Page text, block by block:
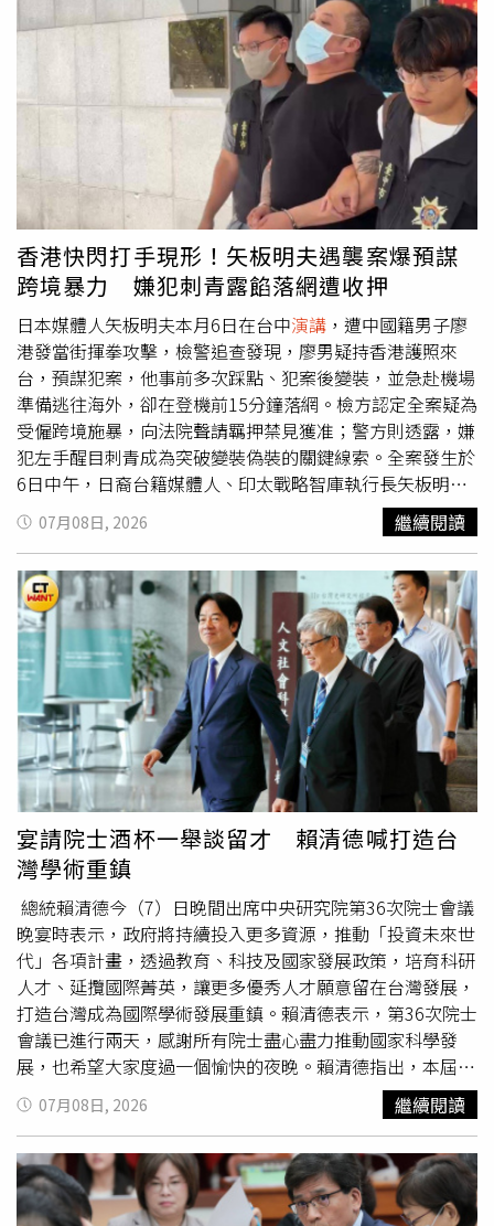
車逃生，自己獨留車內，最終車輛爆炸、身受重傷。彌留之
際，他終於與定遠完成遲來的父子相認，並含淚將託付遺
願，以生命守護家人的催淚劇情令人鼻酸。德馨表示，「我
們這對夫妻一路走來有很多搞笑，也有很多互相扶持的時
刻，所以拍到這一段真的很有感。」她坦言，看到黃玉榮犧
牲自己救家人的劇情，內心十分感動，希望觀眾也能感受到
俊龍最後守護家人的心意。究竟俊龍能否挺過鬼門關？映真
的死因真相是否即將曝光？佩芬犯下的一連串罪行又是否會
受到制裁？《百味人生》接下來的發展，將迎來最高潮的生
死對決。德馨演離別戲崩潰。（圖／三立）而德馨近日順利
完成碩士學位，歷時五年終於完成論文口試。她透露，論文
以台灣民間信仰為研究主題，光是田野調查就耗時一年以
上，不僅每個月固定南下宮廟訪查，還要逐字整理訪談內
容、分析比較不同宮廟的信仰脈絡，龐大的研究工程讓她直
呼：「真的很瘋！」德馨表示，自己一邊拍攝八點檔、一邊
攻讀在職專班，三年修滿36個學分，之後再花兩年專心完成
論文，期間經常拍完戲立刻趕去上課，或是下課後又回劇組
拍夜戲，生活幾乎都在劇組與校園之間奔波。她笑說，口試
當天甚至只剩10分鐘能準備，「真的一路都在趕。」她透
露，論文獲得指導教授高度肯定，認為內容相當具有研究價
值，甚至建議進一步整理出版專書，也鼓勵她繼續攻讀博士
班。德馨坦言，原本沒有繼續升學的打算，但在老師不斷鼓
勵下，自己也開始有些心動，「本來沒有想讀博士，可是一
直被老師說『妳可以』，現在真的有點被說服了。」談到這
五年的求學歷程，德馨笑說自己其實不是特別愛讀書的人，
當初開始寫論文時AI工具尚未普及，大量文獻都必須一本一
本翻閱、整理與比對，每一則引用資料都親自查找，「那時
候真的常想，我到底為什麼要這樣折磨自己。」如今順利完
成論文，她坦言終於鬆了一口氣。德馨表示，因為深入研究
民間信仰，現在每到一間特色宮廟，都會忍不住思考背後是
否還有值得研究的題目。未來除了考慮出版專書、挑戰博士
班外，德馨也計畫經營自媒體分享信仰文化內容，並利用難
得的空檔走訪全台知名月老廟，持續投入相關研究。她透
露，近期已首次受邀擔任研討會講者，以「學者」身分分享
研究成果，笑說看到邀請函上的頭銜時既驚喜又感動，「第
一次以學者身分演講，還領到演講費，感覺真的很不一
樣。」德馨近日順利完成碩士學位。（圖／三立）
香港快閃打手現形！矢板明夫遇襲案爆預謀
跨境暴力 嫌犯刺青露餡落網遭收押
日本媒體人矢板明夫本月6日在台中演講 ，遭中國籍男子廖
港發當街揮拳攻擊，檢警追查發現，廖男疑持香港護照來
台，預謀犯案，他事前多次踩點、犯案後變裝，並急赴機場
準備逃往海外，卻在登機前15分鐘落網。檢方認定全案疑為
受僱跨境施暴，向法院聲請羈押禁見獲准；警方則透露，嫌
犯左手醒目刺青成為突破變裝偽裝的關鍵線索。全案發生於
6日中午，日裔台籍媒體人、印太戰略智庫執行長矢板明夫
結束台中
離開飯店時，突遭33歲、籍貫中國廣東、持香
港護照入境的廖港發攻擊；警方調查，廖男2日抵台後曾三
度更換住宿地點，最後入住案發飯店對面旅館，期間多次往
返周邊勘查環境，疑似事先模擬犯案及逃逸路線，鎖定目標
後才出手。警方指出，廖男犯案後徒步逃離，再搭計程車前
往逢甲商圈購買新衣變裝，企圖躲避警方追查，隨後直奔台
中國際機場，途中還臨時改訂飛往韓國釜山班機，希望盡快
離境。不過專案小組一路調閱監視器，即使嫌犯更換服裝，
仍因左手刺青圖案十分醒目而一路被鎖定，最終在班機起飛
前15分鐘落網。台中地檢署複訊後認為，廖男涉嫌傷害及以
強暴方式犯公然侮辱罪，且有逃亡、串證及滅證之虞，更懷
疑全案屬「預謀、受僱的跨境施暴」，依相關罪嫌向台中地
院聲請羈押禁見獲准，案件也同步朝是否涉及《反滲透法》
及幕後指使者持續擴大追查。矢板明夫則於羈押裁定出爐後
深夜發文表示，此案絕非單純街頭暴力，而是一種值得警惕
的「香港快閃打手」模式。他指出，這類人士利用香港身分
可自由往返台灣，短時間內入境、鎖定目標、施暴後迅速離
境，真正策畫者則藏身幕後，只需付出金錢便可能製造寒蟬
效應，威脅台灣社會的言論自由。矢板明夫呼籲，政府不應
將此類案件僅視為一般傷害案，若暴力行為具有恫嚇公共言
論、製造社會恐懼效果，就應全面追查幕後主使者，除刑事
究責，也應透過民事求償提高犯罪成本；同時重新檢討入境
安全機制，針對具重大暴力前科或高風險對象建立更完善的
風險評估制度，避免跨境暴力犯罪成為威脅台灣民主社會的
新手法。他也強調，不會因這次事件退縮，未來仍將持續公
開發聲。
07月08日, 2026 繼續閱讀
宴請院士酒杯一舉談留才 賴清德喊打造台
灣學術重鎮
總統賴清德今（7）日晚間出席中央研究院第36次院士會議
晚宴時表示，政府將持續投入更多資源，推動「投資未來世
代」各項計畫，透過教育、科技及國家發展政策，培育科研
人才、延攬國際菁英，讓更多優秀人才願意留在台灣發展，
打造台灣成為國際學術發展重鎮。賴清德表示，第36次院士
會議已進行兩天，感謝所有院士盡心盡力推動國家科學發
展，也希望大家度過一個愉快的夜晚。賴清德指出，本屆院
士會議內容相當豐富，不僅涵蓋國家科研合作、科技創新的
最新發表，也聚焦人口結構變遷、人才培育及國家發展等議
題，充分展現院士積極回應台灣及全球所面臨的重要挑戰。
賴清德提到，會議期間許多院士也利用返國機會前往國內大
學演講 ，與師生互動交流；近期也舉辦一系列新科院士 演講
07月08日, 2026 繼續閱讀